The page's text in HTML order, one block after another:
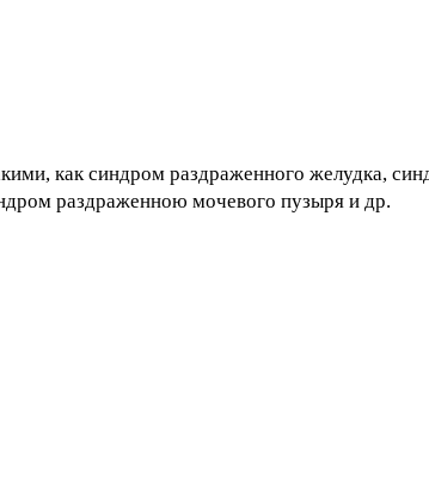
как синдром раздраженного желудка,
раздраженною мочевого пузыря и др.